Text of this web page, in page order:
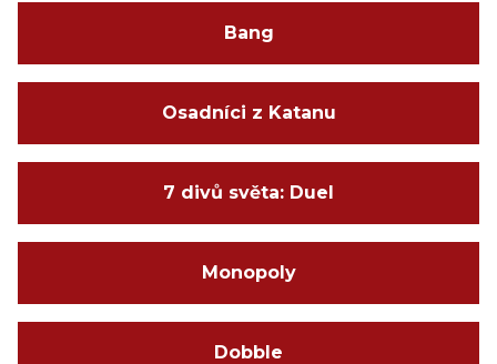
Bang
Osadníci z Katanu
7 divů světa: Duel
Monopoly
Dobble